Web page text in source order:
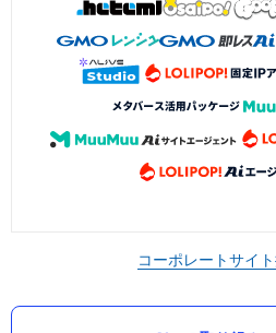
コーポレートサイト